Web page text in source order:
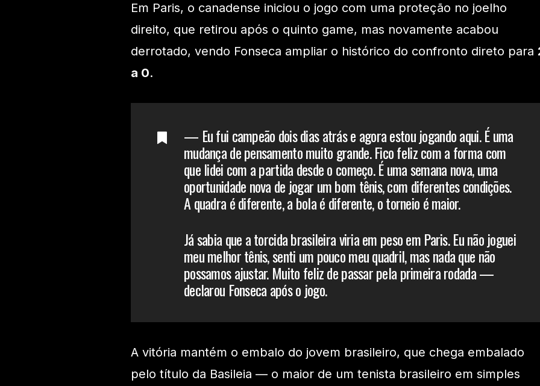
Em Paris, o canadense iniciou o jogo com uma proteção no joelho
direito, que retirou após o quinto game, mas novamente acabou
derrotado, vendo Fonseca ampliar o histórico do confronto direto para
a 0.
— Eu fui campeão dois dias atrás e agora estou jogando aqui. É uma
mudança de pensamento muito grande. Fico feliz com a forma com
que lidei com a partida desde o começo. É uma semana nova, uma
oportunidade nova de jogar um bom tênis, com diferentes condições.
A quadra é diferente, a bola é diferente, o torneio é maior.
Já sabia que a torcida brasileira viria em peso em Paris. Eu não joguei
meu melhor tênis, senti um pouco meu quadril, mas nada que não
possamos ajustar. Muito feliz de passar pela primeira rodada —
declarou Fonseca após o jogo.
A vitória mantém o embalo do jovem brasileiro, que chega embalado
pelo título da Basileia — o maior de um tenista brasileiro em simples